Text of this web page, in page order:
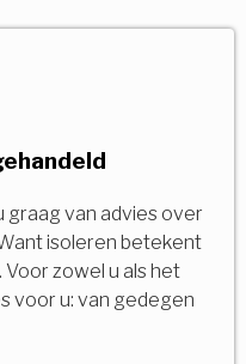
graag van advies over
isoleren betekent
zowel u als het
voor u: van gedegen